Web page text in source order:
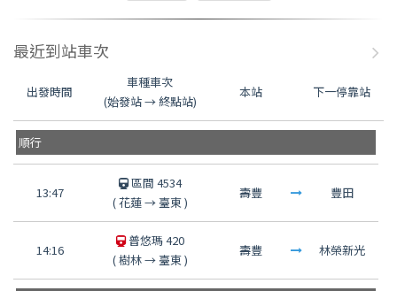
最近到站車次
出發時間
車種車次
(始發站 → 終點站)
本站 下一停靠站
順行
13:47
區間 4534
(花蓮→臺東)
壽豐 豐田
14:16
普悠瑪 420
(樹林→臺東)
壽豐 林榮新光